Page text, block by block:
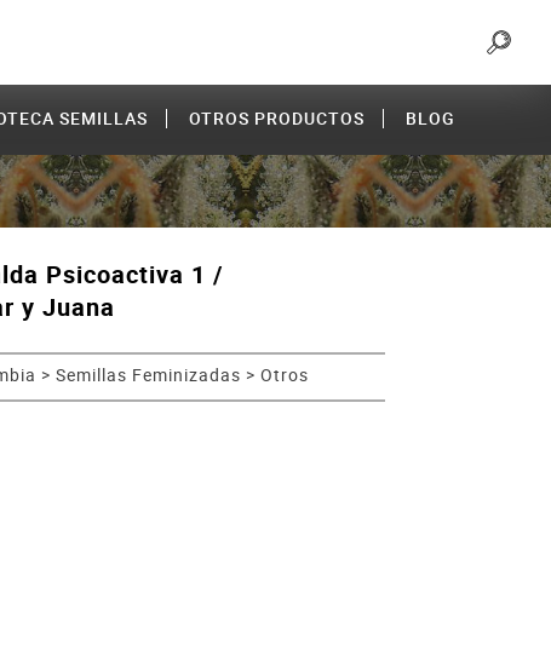
SEMILLAS OTROS PRODUCTOS BLOG
Psicoactiva 1 /
y Juana
> Semillas Feminizadas > Otros